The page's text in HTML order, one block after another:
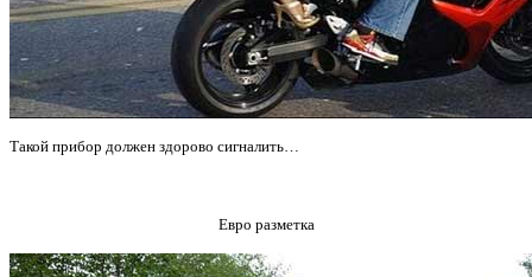
Такой прибор должен здорово сигналить…
Евро разметка